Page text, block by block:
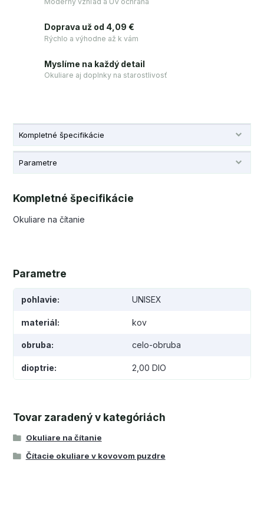
Doprava už od 4,09 €
Rýchlo a výhodne až k vám
Myslíme na každý detail
Okuliare aj doplnky na starostlivosť
Kompletné špecifikácie
Parametre
Kompletné špecifikácie
Okuliare na čítanie
Parametre
pohlavie UNISEX
materiál kov
obruba celo-obruba
dioptrie 2,00 DIO
Tovar zaradený v kategóriách
Okuliare na čítanie
Čítacie okuliare v kovovom puzdre